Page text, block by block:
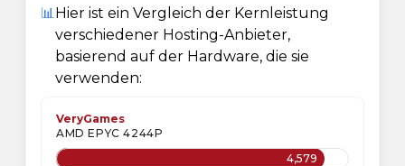
📊Hier ist ein Vergleich der Kernleistung
verschiedener Hosting-Anbieter,
basierend auf der Hardware, die sie
verwenden:
VeryGames
AMD EPYC 4244P
4,579